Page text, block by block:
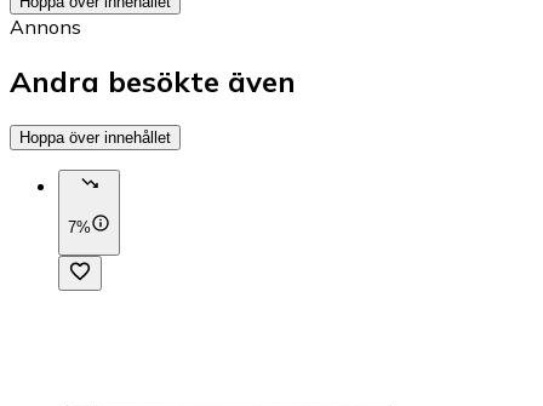
Annons
Andra besökte även
Hoppa över innehållet
7%